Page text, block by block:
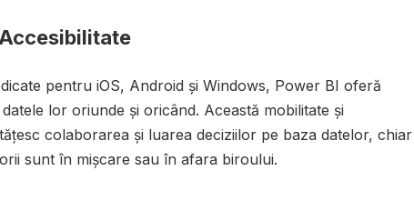
pentru iOS, Android și Windows, Power BI oferă
lor oriunde și oricând. Această mobilitate și
colaborarea și luarea deciziilor pe baza datelor, chiar
sunt în mișcare sau în afara biroului.